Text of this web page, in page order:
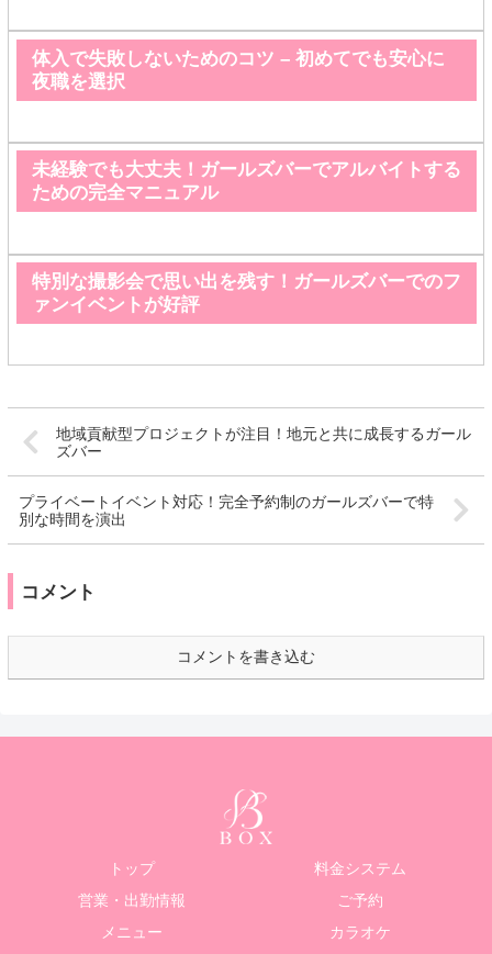
体入で失敗しないためのコツ – 初めてでも安心に
夜職を選択
未経験でも大丈夫！ガールズバーでアルバイトする
ための完全マニュアル
特別な撮影会で思い出を残す！ガールズバーでのフ
ァンイベントが好評
地域貢献型プロジェクトが注目！地元と共に成長するガール
ズバー
プライベートイベント対応！完全予約制のガールズバーで特
別な時間を演出
コメント
コメントを書き込む
トップ
料金システム
営業・出勤情報
ご予約
メニュー
カラオケ